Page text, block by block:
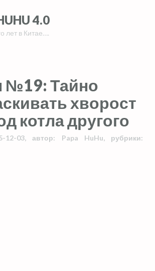
4.0
лет в Китае….
№19: Тайно
хворост
котла другого
12-03, автор: Papa HuHu,рубрики: